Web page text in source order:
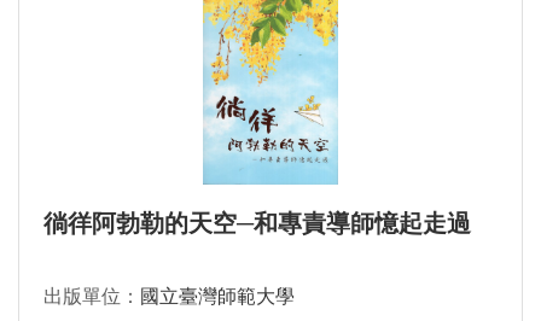
徜徉阿勃勒的天空─和專責導師憶起走過
出版單位： 國立臺灣師範大學